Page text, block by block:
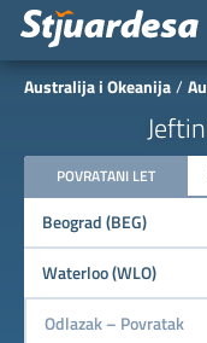
Australija i Okeanija
POVRATANI LET